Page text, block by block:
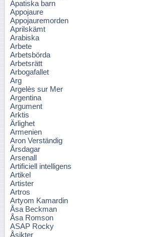
Apatiska barn
Appojaure
Appojauremorden
Aprilskämt
Arabiska
Arbete
Arbetsbörda
Arbetsrätt
Arbogafallet
Arg
Argelès sur Mer
Argentina
Argument
Arktis
Ärlighet
Armenien
Aron Verständig
Årsdagar
Arsenall
Artificiell intelligens
Artikel
Artister
Artros
Artyom Kamardin
Åsa Beckman
Åsa Romson
ASAP Rocky
Åsikter